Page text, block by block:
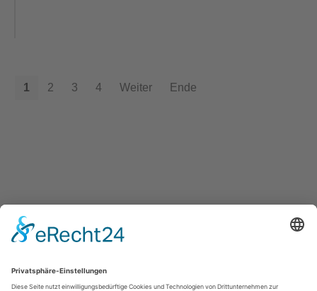
1 2 3 4 Weiter Ende
Turnverein Germania Hattorf von 1902 e.V.
Otto-Escher-Str. 3